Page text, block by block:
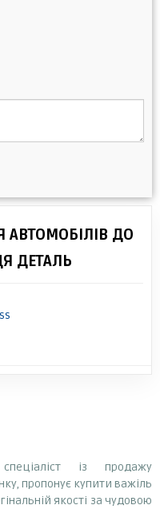
АВТОМОБІЛІВ ДО
ДЕТАЛЬ
із продажу
пропонує купити важіль
якості за чудовою